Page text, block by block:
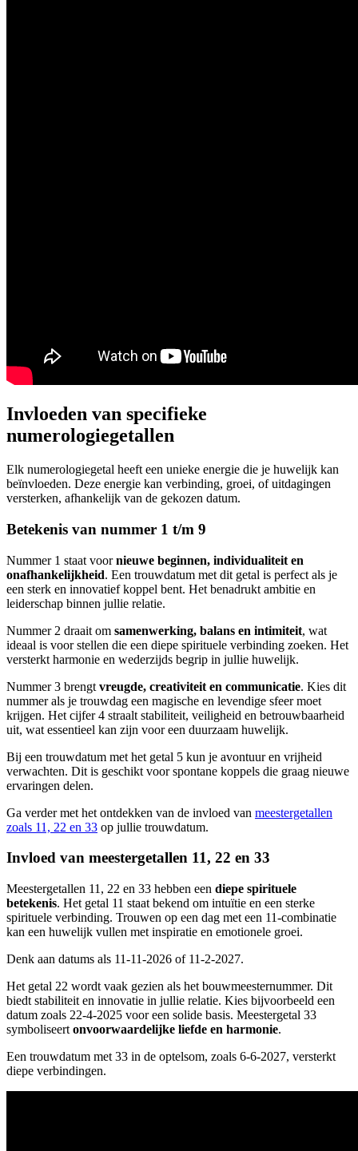
Invloeden van specifieke
numerologiegetallen
Elk numerologiegetal heeft een unieke energie die je huwelijk kan
beïnvloeden. Deze energie kan verbinding, groei, of uitdagingen
versterken, afhankelijk van de gekozen datum.
Betekenis van nummer 1 t/m 9
Nummer 1 staat voornieuwe beginnen, individualiteit en
onafhankelijkheid. Een trouwdatum met dit getal is perfect als je
een sterk en innovatief koppel bent. Het benadrukt ambitie en
leiderschap binnen jullie relatie.
Nummer 2 draait om samenwerking, balans en intimiteit, wat
ideaal is voor stellen die een diepe spirituele verbinding zoeken. Het
versterkt harmonie en wederzijds begrip in jullie huwelijk.
Nummer 3 brengt vreugde, creativiteit en communicatie. Kies dit
nummer als je trouwdag een magische en levendige sfeer moet
krijgen. Het cijfer 4 straalt stabiliteit, veiligheid en betrouwbaarheid
uit, wat essentieel kan zijn voor een duurzaam huwelijk.
Bij een trouwdatum met het getal 5 kun je avontuur en vrijheid
verwachten. Dit is geschikt voor spontane koppels die graag nieuwe
ervaringen delen.
Ga verder met het ontdekken van de invloed van meestergetallen
zoals 11, 22 en 33 op jullie trouwdatum.
Invloed van meestergetallen 11, 22 en 33
Meestergetallen 11, 22 en 33 hebben een diepe spirituele
betekenis. Het getal 11 staat bekend om intuïtie en een sterke
spirituele verbinding. Trouwen op een dag met een 11-combinatie
kan een huwelijk vullen met inspiratie en emotionele groei.
Denk aan datums als 11-11-2026 of 11-2-2027.
Het getal 22 wordt vaak gezien als het bouwmeesternummer. Dit
biedt stabiliteit en innovatie in jullie relatie. Kies bijvoorbeeld een
datum zoals 22-4-2025 voor een solide basis. Meestergetal 33
symboliseert onvoorwaardelijke liefde en harmonie.
Een trouwdatum met 33 in de optelsom, zoals 6-6-2027, versterkt
diepe verbindingen.